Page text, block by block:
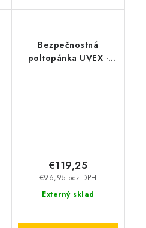
Bezpečnostná
poltopánka UVEX -
Externý sklad
€96,95 bez DPH
€119,25